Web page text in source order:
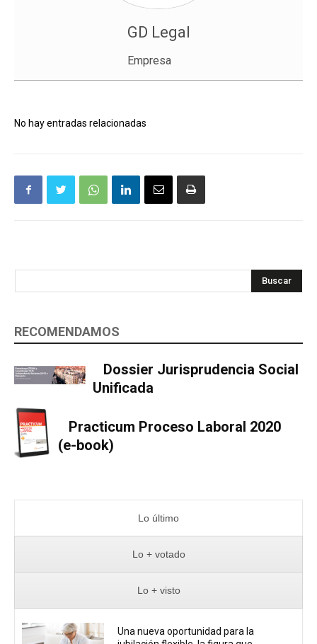
GD Legal
Empresa
No hay entradas relacionadas
Buscar
RECOMENDAMOS
Dossier Jurisprudencia Social
Unificada
Practicum Proceso Laboral 2020
(e-book)
Lo último
Lo + votado
Lo + visto
Una nueva oportunidad para la